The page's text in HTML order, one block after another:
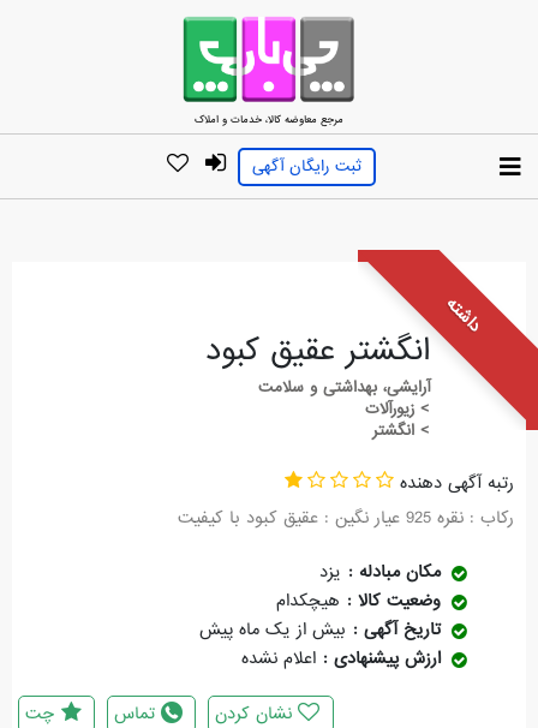
مرجع معاوضه کالا، خدمات و املاک
ثبت رایگان آگهی
داشته
انگشتر عقیق کبود
آرایشی، بهداشتی و سلامت
> زیورآلات
> انگشتر
رتبه آگهی دهنده
رکاب : نقره 925 عیار نگین : عقیق کبود با کیفیت
مکان مبادله
یزد
وضعیت کالا
هیچکدام
تاریخ آگهی
بیش از یک ماه پیش
ارزش پیشنهادی
اعلام نشده
چت تماس نشان کردن